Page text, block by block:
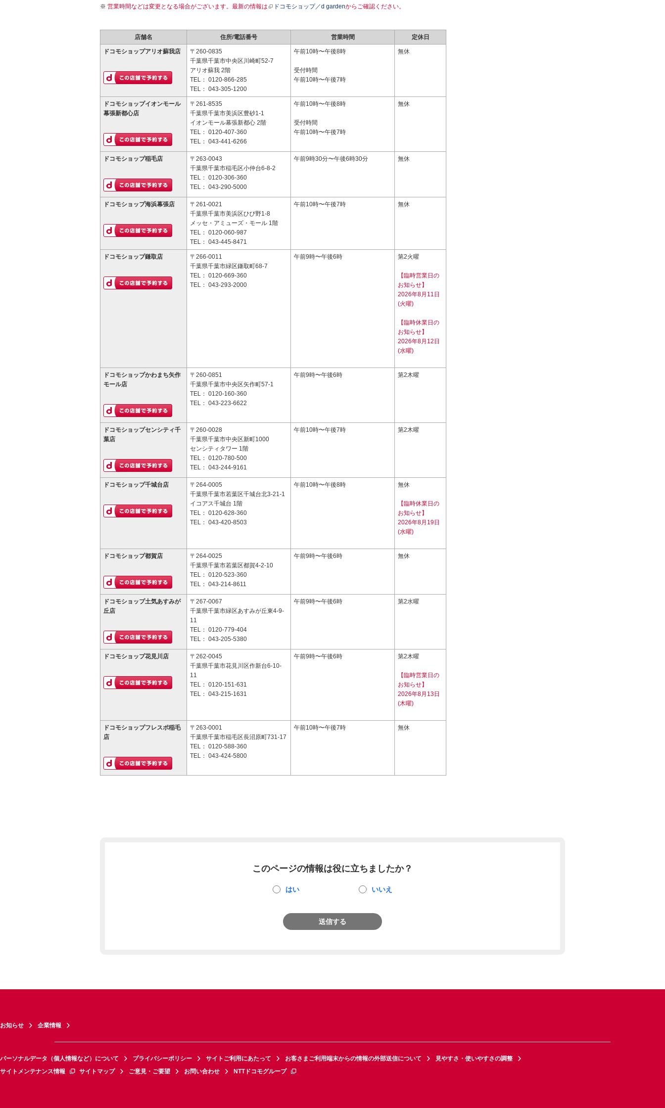
営業時間などは変更となる場合がございます。最新の情報は ドコモショップ／d gardenからご確認ください。
店舗名 住所/電話番号 営業時間 定休日
ドコモショップアリオ蘇我店
〒260-0835
千葉県千葉市中央区川崎町52-7
アリオ蘇我 2階
TEL： 0120-866-285
TEL： 043-305-1200
午前10時〜午後8時
受付時間
午前10時〜午後7時
無休
ドコモショップイオンモール
幕張新都心店
〒261-8535
千葉県千葉市美浜区豊砂1-1
イオンモール幕張新都心 2階
TEL： 0120-407-360
TEL： 043-441-6266
午前10時〜午後8時
受付時間
午前10時〜午後7時
無休
ドコモショップ稲毛店
〒263-0043
千葉県千葉市稲毛区小仲台6-8-2
TEL： 0120-306-360
TEL： 043-290-5000
午前9時30分〜午後6時30分 無休
ドコモショップ海浜幕張店
〒261-0021
千葉県千葉市美浜区ひび野1-8
メッセ・アミューズ・モール 1階
TEL： 0120-060-987
TEL： 043-445-8471
午前10時〜午後7時 無休
ドコモショップ鎌取店
〒266-0011
千葉県千葉市緑区鎌取町68-7
TEL： 0120-669-360
TEL： 043-293-2000
午前9時〜午後6時 第2火曜
【臨時営業日の
お知らせ】
2026年8月11日
(火曜)
【臨時休業日の
お知らせ】
2026年8月12日
(水曜)
ドコモショップかわまち矢作
モール店
〒260-0851
千葉県千葉市中央区矢作町57-1
TEL： 0120-160-360
TEL： 043-223-6622
午前9時〜午後6時 第2木曜
ドコモショップセンシティ千
葉店
〒260-0028
千葉県千葉市中央区新町1000
センシティタワー 1階
TEL： 0120-780-500
TEL： 043-244-9161
午前10時〜午後7時 第2木曜
ドコモショップ千城台店
〒264-0005
千葉県千葉市若葉区千城台北3-21-1
イコアス千城台 1階
TEL： 0120-628-360
TEL： 043-420-8503
午前10時〜午後8時 無休
【臨時休業日の
お知らせ】
2026年8月19日
(水曜)
ドコモショップ都賀店
〒264-0025
千葉県千葉市若葉区都賀4-2-10
TEL： 0120-523-360
TEL： 043-214-8611
午前9時〜午後6時 無休
ドコモショップ土気あすみが
丘店
〒267-0067
千葉県千葉市緑区あすみが丘東4-9-
11
TEL： 0120-779-404
TEL： 043-205-5380
午前9時〜午後6時 第2水曜
ドコモショップ花見川店
〒262-0045
千葉県千葉市花見川区作新台6-10-
11
TEL： 0120-151-631
TEL： 043-215-1631
午前9時〜午後6時 第2木曜
【臨時営業日の
お知らせ】
2026年8月13日
(木曜)
ドコモショップフレスポ稲毛
店
〒263-0001
千葉県千葉市稲毛区長沼原町731-17
TEL： 0120-588-360
TEL： 043-424-5800
午前10時〜午後7時 無休
このページの情報は役に立ちましたか？
はい いいえ
送信する
お知らせ 企業情報
パーソナルデータ（個人情報など）について プライバシーポリシー サイトご利用にあたって お客さまご利用端末からの情報の外部送信について
見やすさ・使いやすさの調整
サイトメンテナンス情報
サイトマップ ご意見・ご要望 お問い合わせ NTTドコモグループ